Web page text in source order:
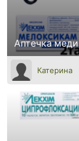
Аптечка
Катерина